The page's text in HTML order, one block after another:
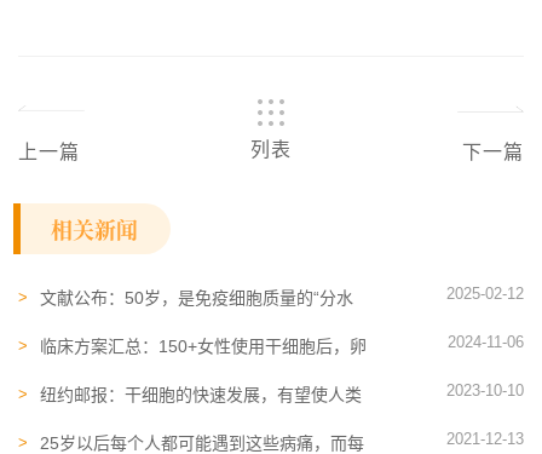
上一篇 列表 下一篇
相关新闻
文献公布：50岁，是免疫细胞质量的“分水
2025-02-12
临床方案汇总：150+女性使用干细胞后，卵
2024-11-06
纽约邮报：干细胞的快速发展，有望使人类
2023-10-10
25岁以后每个人都可能遇到这些病痛，而每
2021-12-13